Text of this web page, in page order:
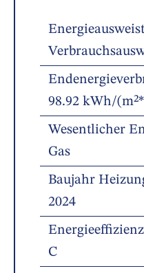
98.92 kWh/
Wesentlicher
Gas
Baujahr
2024
C